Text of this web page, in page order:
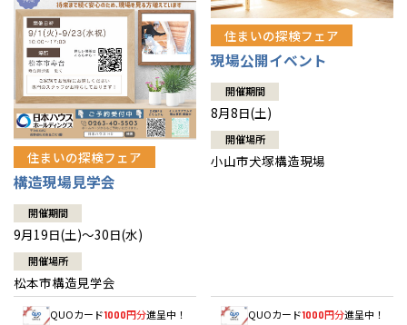
住まいの探検フェア
構造現場見学会
開催期間
9月19日(土)～30日(水)
開催場所
松本市構造見学会
QUOカード1000円分進呈中！
住まいの探検フェア
現場公開イベント
開催期間
8月8日(土)
開催場所
小山市犬塚構造現場
QUOカード1000円分進呈中！